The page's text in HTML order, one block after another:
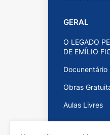
GERAL
O LEGADO
DE EMÍLIO
Obras
Aulas Livres